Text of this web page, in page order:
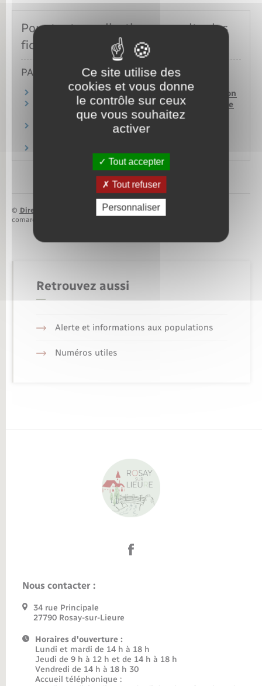
Pour toute explication, consulter les
fiches pratiques :
PARTICULIERS
Carte grise : immatriculer un véhicule d'occasion
Certificat de situation administrative (non-gage
et non-opposition)
Peut-on vendre une voiture d'occasion sans
© Direction de l’information légale et administrative
comarquage developpé par
Retrouvez aussi
Alerte et informations aux populations
Numéros utiles
Nous contacter :
34 rue Principale
27790 Rosay-sur-Lieure
Horaires d'ouverture :
Lundi et mardi de 14 h à 18 h
Jeudi de 9 h à 12 h et de 14 h à 18 h
Vendredi de 14 h à 18 h 30
Accueil téléphonique :
Ce site utilise des
cookies et vous donne
le contrôle sur ceux
que vous souhaitez
activer
Tout accepter
Tout refuser
Personnaliser